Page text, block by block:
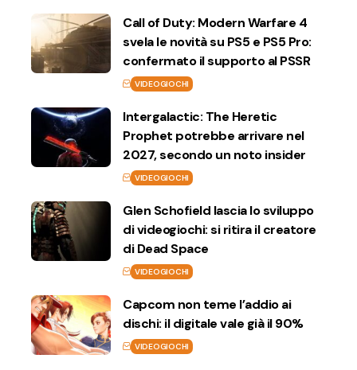
Call of Duty: Modern Warfare 4
svela le novità su PS5 e PS5 Pro:
confermato il supporto al PSSR
VIDEOGIOCHI
Intergalactic: The Heretic
Prophet potrebbe arrivare nel
2027, secondo un noto insider
VIDEOGIOCHI
Glen Schofield lascia lo sviluppo
di videogiochi: si ritira il creatore
di Dead Space
VIDEOGIOCHI
Capcom non teme l’addio ai
dischi: il digitale vale già il 90%
VIDEOGIOCHI